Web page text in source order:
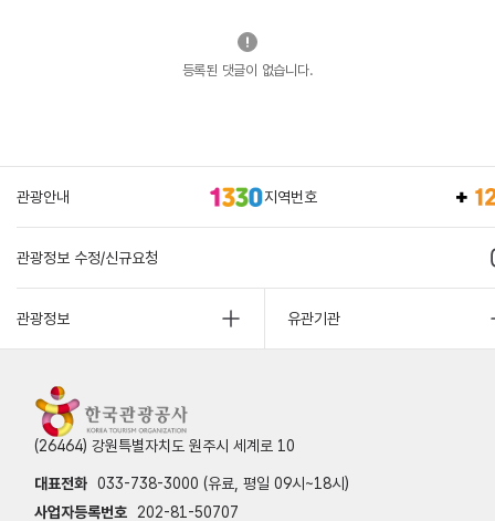
등록된 댓글이 없습니다.
관광안내 지역번호
관광정보 수정/신규요청
관광정보 유관기관
(26464) 강원특별자치도 원주시 세계로 10
대표전화 033-738-3000 (유료, 평일 09시~18시)
사업자등록번호
202-81-50707